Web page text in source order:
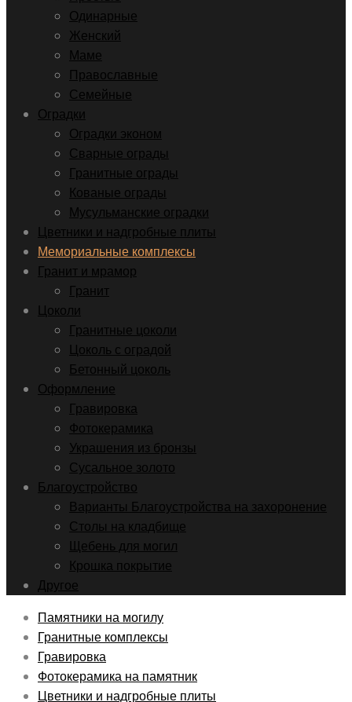
Одинарные
Женский
Маме
Православные
Семейные
Оградки
Оградки эконом
Сварные ограды
Гранитные ограды
Кованые ограды
Мусульманские оградки
Цветники и надгробные плиты
Мемориальные комплексы
Гранит и мрамор
Гранит
Цоколи
Гранитные цоколи
Цоколь с оградой
Бетонный цоколь
Оформление
Гравировка
Фотокерамика
Украшения из бронзы
Сусальное золото
Благоустройство
Варианты Благоустройства на захоронение
Столы на кладбище
Щебень для могил
Крошка покрытие
Другое
Памятники на могилу
Гранитные комплексы
Гравировка
Фотокерамика на памятник
Цветники и надгробные плиты